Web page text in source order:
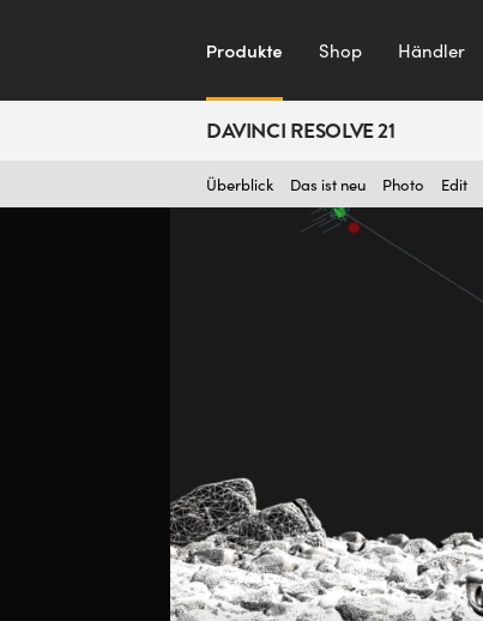
Produkte Shop Händler
DAVINCI RESOLVE 21
Überblick Das ist neu Photo Edit